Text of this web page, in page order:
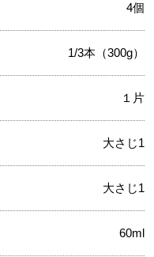
4個
1/3本（300g）
１片
大さじ1
大さじ1
60ml